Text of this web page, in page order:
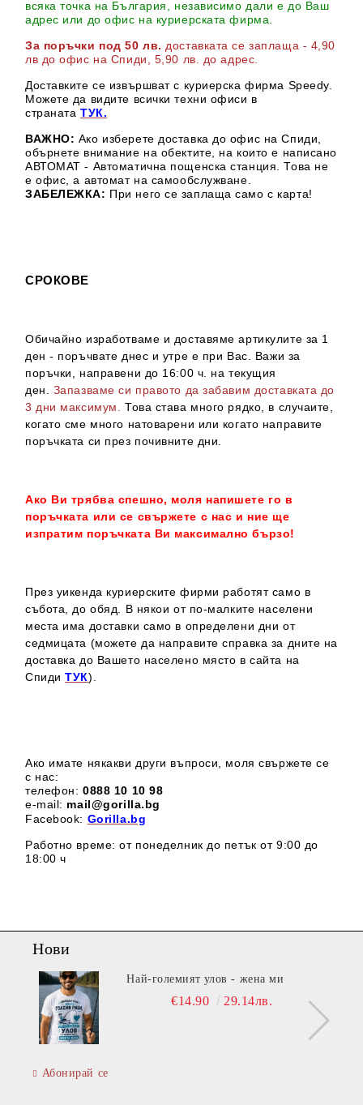
всяка точка на България, независимо дали е до Ваш
адрес или до офис на куриерската фирма.
За поръчки под 50 лв. доставката се заплаща - 4,90
лв до офис на Спиди
, 5,90 лв. до адрес
Доставките се извършват с куриерска фирма Speedy.
Можете да видите всички техни офиси в
страната ТУК.
ВАЖНО: Ако изберете доставка до офис на Спиди,
обърнете внимание на обектите, на които е написано
АВТОМАТ - Автоматична пощенска станция. Това не
е офис, а автомат на самообслужване.
ЗАБЕЛЕЖКА: При него се заплаща само с карта!
СРОКОВЕ
Обичайно изработваме и доставяме артикулите за 1
ден - поръчвате днес и утре е при Вас. Важи за
поръчки, направени до 16:00 ч. на текущия
ден. Запазваме си правото да забавим доставката до
3 дни максимум.
Това става много рядко, в случаите,
когато сме много натоварени или когато направите
поръчката си през почивните дни.
Ако Ви трябва спешно, моля напишете го в
поръчката или се свържете с нас и ние ще
изпратим поръчката Ви максимално бързо!
През уикенда куриерските фирми работят само в
събота, до обяд. В някои от по-малките населени
места има доставки само в определени дни от
седмицата (можете да направите справка за дните на
доставка до Вашето населено място в сайта на
СпидиТУК).
Ако имате някакви други въпроси, моля свържете се
с нас:
телефон:0888 10 10 98
e-mail: mail@gorilla.bg
Facebook: Gorilla.bg
Работно време: от понеделник до петък от 9:00 до
18:00 ч
Нови
Най-големият улов - жена ми
€14.90 29.14лв.
Абонирай се